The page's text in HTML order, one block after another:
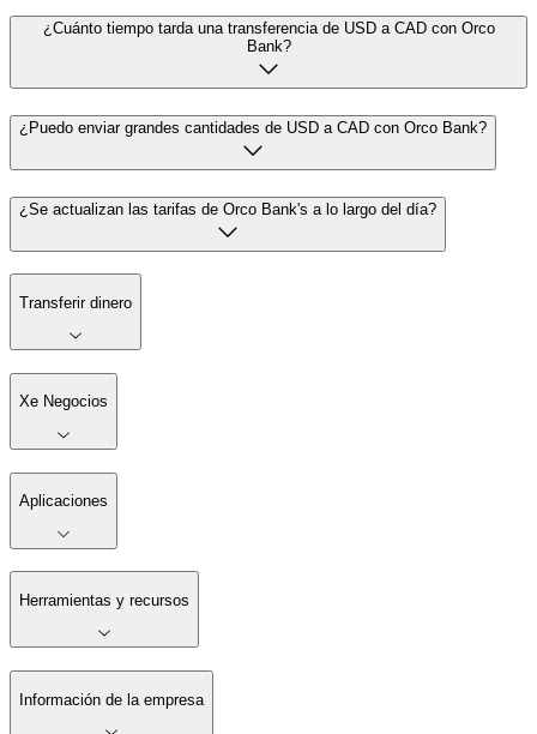
¿Cuánto tiempo tarda una transferencia de USD a CAD con Orco
Bank?
¿Puedo enviar grandes cantidades de USD a CAD con Orco Bank?
¿Se actualizan las tarifas de Orco Bank's a lo largo del día?
Transferir dinero
Xe Negocios
Aplicaciones
Herramientas y recursos
Información de la empresa